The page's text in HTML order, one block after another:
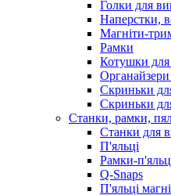
Голки для
Наперстки,
Магніти-
Рамки
Котушки для
Органайзери
Скриньки
Скриньки
Станки, рамки,
Станки для
П'яльці
Рамки-
Q-Snaps
П'яльці